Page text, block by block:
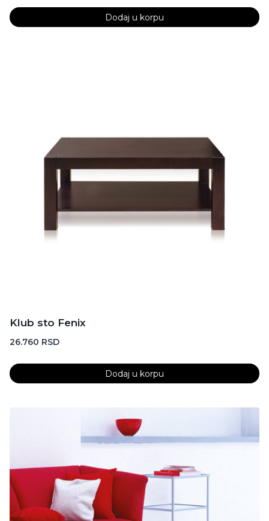
Dodaj u korpu
Klub sto Fenix
26.760 RSD
Dodaj u korpu